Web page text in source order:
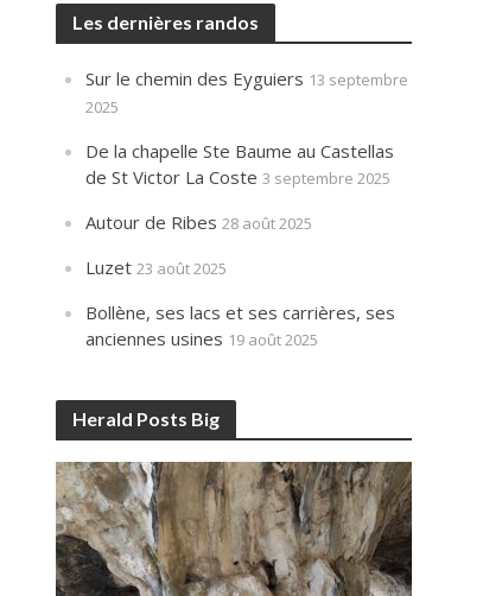
Les dernières randos
Sur le chemin des Eyguiers 13 septembre
2025
De la chapelle Ste Baume au Castellas
de St Victor La Coste 3 septembre 2025
Autour de Ribes 28 août 2025
Luzet 23 août 2025
Bollène, ses lacs et ses carrières, ses
anciennes usines 19 août 2025
Herald Posts Big